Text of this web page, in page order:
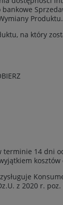
Produktu.
na który
14 dni
z 2020 r.